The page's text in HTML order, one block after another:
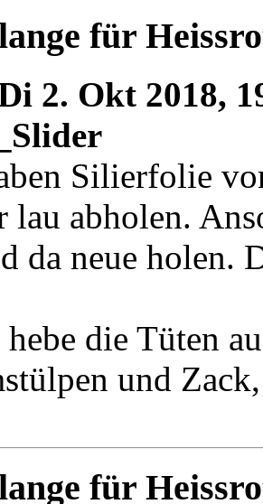
für
2. Okt 2018,
Silierfolie
abholen.
da neue holen.
die Tüten
und
für